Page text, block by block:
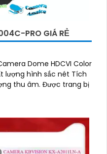
PRO GIÁ RẺ
lượng hình sắc nét Tích
Được trang bị